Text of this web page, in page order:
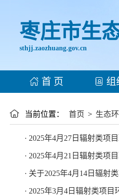
枣庄市生
sthjj.zaozhuang.gov.cn
首 页 组
当前位置： 首页 > 生态
· 2025年4月27日辐射类项
· 2025年4月21日辐射类项
· 关于2025年4月14日辐射
· 2025年3月4日辐射类项